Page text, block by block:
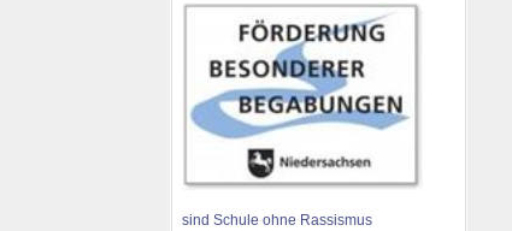
sind Schule ohne Rassismus